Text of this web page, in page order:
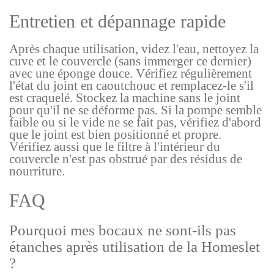
Entretien et dépannage rapide
Après chaque utilisation, videz l'eau, nettoyez la
cuve et le couvercle (sans immerger ce dernier)
avec une éponge douce. Vérifiez régulièrement
l'état du joint en caoutchouc et remplacez-le s'il
est craquelé. Stockez la machine sans le joint
pour qu'il ne se déforme pas. Si la pompe semble
faible ou si le vide ne se fait pas, vérifiez d'abord
que le joint est bien positionné et propre.
Vérifiez aussi que le filtre à l'intérieur du
couvercle n'est pas obstrué par des résidus de
nourriture.
FAQ
Pourquoi mes bocaux ne sont-ils pas
étanches après utilisation de la Homeslet
?